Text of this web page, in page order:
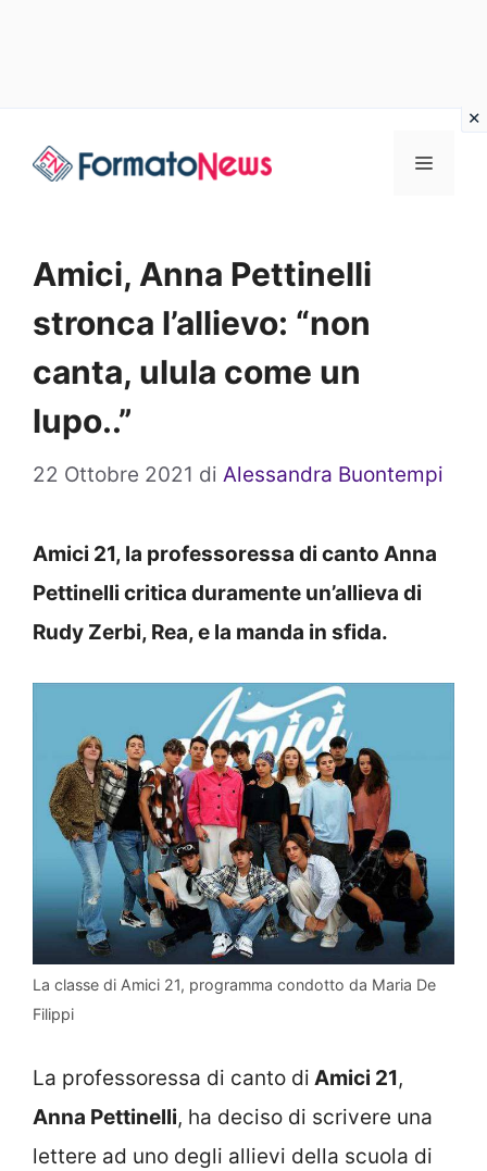
Menu
Amici, Anna Pettinelli
stronca l’allievo: “non
canta, ulula come un
lupo..”
22 Ottobre 2021 di Alessandra Buontempi
Amici 21, la professoressa di canto Anna
Pettinelli critica duramente un’allieva di
Rudy Zerbi, Rea, e la manda in sfida.
La classe di Amici 21, programma condotto da Maria De
Filippi
La professoressa di canto di Amici 21,
Anna Pettinelli, ha deciso di scrivere una
lettere ad uno degli allievi della scuola di